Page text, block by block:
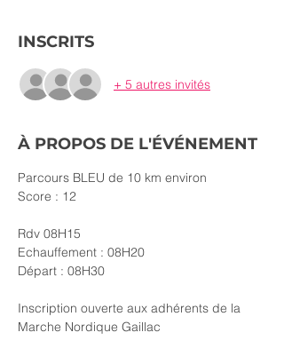
INSCRITS
+ 5 autres invités
À PROPOS DE L'ÉVÉNEMENT
Parcours BLEU de 10 km environ
Score : 12
Rdv 08H15
Echauffement : 08H20
Départ : 08H30
Inscription ouverte aux adhérents de la
Marche Nordique Gaillac